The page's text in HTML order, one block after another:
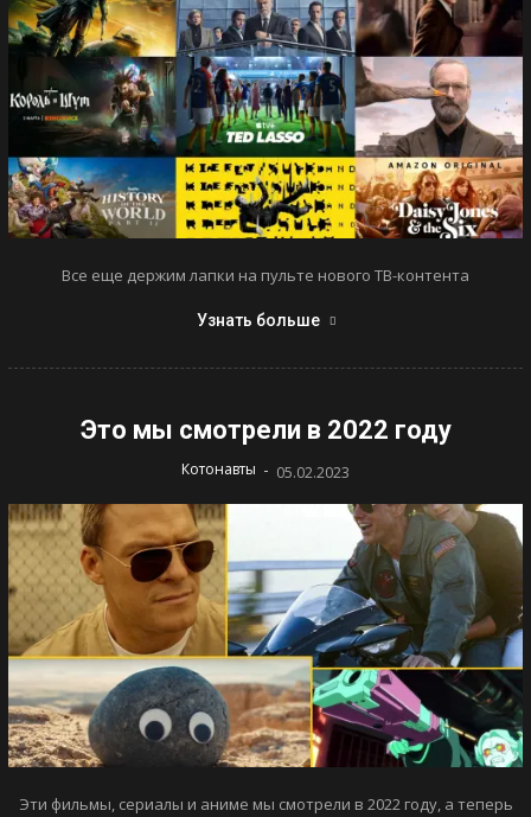
Все еще держим лапки на пульте нового ТВ-контента
Узнать больше
Это мы смотрели в 2022 году
Котонавты - 05.02.2023
Эти фильмы, сериалы и аниме мы смотрели в 2022 году, а теперь